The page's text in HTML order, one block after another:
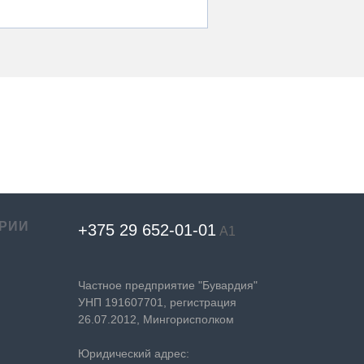
+375 29 652-01-01 А1
Частное предприятие "Бувардия"
УНП 191607701, регистрация
26.07.2012, Мингорисполком
Юридический адрес: